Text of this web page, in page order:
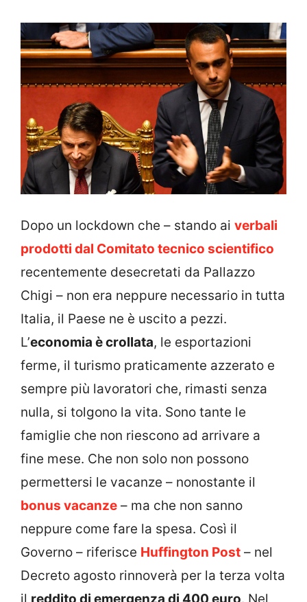
Dopo un lockdown che – stando ai verbali
prodotti dal Comitato tecnico scientifico
recentemente desecretati da Pallazzo
Chigi – non era neppure necessario in tutta
Italia, il Paese ne è uscito a pezzi.
L’economia è crollata, le esportazioni
ferme, il turismo praticamente azzerato e
sempre più lavoratori che, rimasti senza
nulla, si tolgono la vita. Sono tante le
famiglie che non riescono ad arrivare a
fine mese. Che non solo non possono
permettersi le vacanze – nonostante il
bonus vacanze – ma che non sanno
neppure come fare la spesa. Così il
Governo – riferisce Huffington Post – nel
Decreto agosto rinnoverà per la terza volta